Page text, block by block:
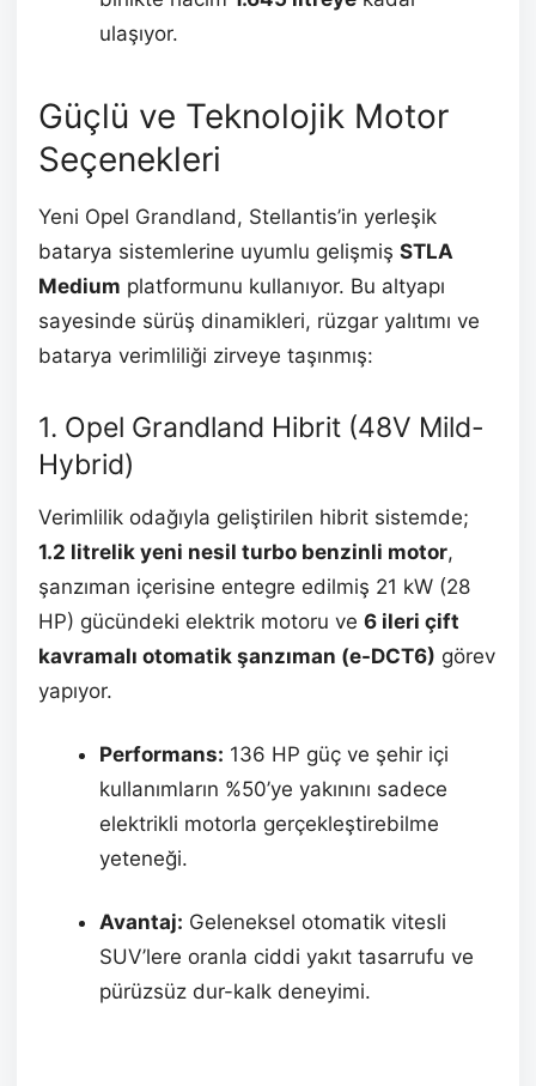
ulaşıyor.
Güçlü ve Teknolojik Motor
Seçenekleri
Yeni Opel Grandland, Stellantis’in yerleşik
batarya sistemlerine uyumlu gelişmiş STLA
Medium platformunu kullanıyor. Bu altyapı
sayesinde sürüş dinamikleri, rüzgar yalıtımı ve
batarya verimliliği zirveye taşınmış:
1. Opel Grandland Hibrit (48V Mild-
Hybrid)
Verimlilik odağıyla geliştirilen hibrit sistemde;
1.2 litrelik yeni nesil turbo benzinli motor,
şanzıman içerisine entegre edilmiş 21 kW (28
HP) gücündeki elektrik motoru ve 6 ileri çift
kavramalı otomatik şanzıman (e-DCT6) görev
yapıyor.
Performans: 136 HP güç ve şehir içi
kullanımların %50’ye yakınını sadece
elektrikli motorla gerçekleştirebilme
yeteneği.
Avantaj: Geleneksel otomatik vitesli
SUV’lere oranla ciddi yakıt tasarrufu ve
pürüzsüz dur-kalk deneyimi.